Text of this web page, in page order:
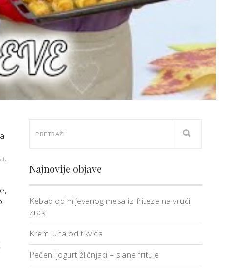
,
Najnovije objave
Kebab od mljevenog mesa iz friteze na vrući
zrak
Krem juha od tikvica
Pečeni jogurt žličnjaci – slane fritule